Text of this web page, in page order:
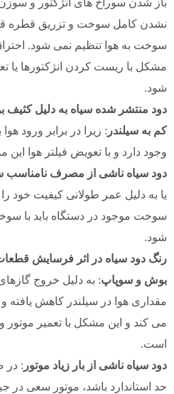
نشدن کامل سوخت و تزریق قطره
سوخت به هوا تنظیم نمی شود.
مشکل با ریست کردن انژکتورها
شود.
دود منتشر شده سیاه به دلیل کثیف
کم به سیلندر : زیرا در برابر ورود
وجود دارد و با تعویض فیلتر هوا
دود سیاه ناشی از مصرف
یا به دلیل عمر طولانی کیفیت خود
سوخت موجود در دستگاه باید با
شود.
رنگ دود سیاه در اثر فرسایش قطعات
بوش و سوپاپ: به دلیل خروج
مقداری هوا در سیلندر کاهش یافته
می کند و این مشکل با تعمیر
است.
دود سیاه ناشی از بار زیاد موتور : در
حد استاندارد باشد، موتور سعی در